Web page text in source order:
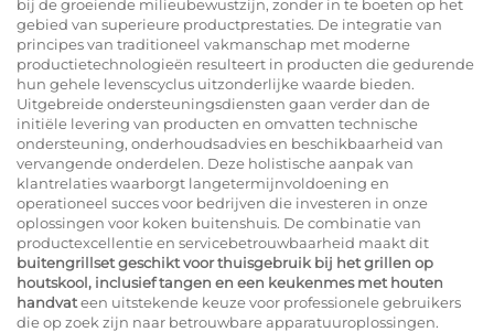
bij de groeiende milieubewustzijn, zonder in te boeten op het
gebied van superieure productprestaties. De integratie van
principes van traditioneel vakmanschap met moderne
productietechnologieën resulteert in producten die gedurende
hun gehele levenscyclus uitzonderlijke waarde bieden.
Uitgebreide ondersteuningsdiensten gaan verder dan de
initiële levering van producten en omvatten technische
ondersteuning, onderhoudsadvies en beschikbaarheid van
vervangende onderdelen. Deze holistische aanpak van
klantrelaties waarborgt langetermijnvoldoening en
operationeel succes voor bedrijven die investeren in onze
oplossingen voor koken buitenshuis. De combinatie van
productexcellentie en servicebetrouwbaarheid maakt dit
buitengrillset geschikt voor thuisgebruik bij het grillen op
houtskool, inclusief tangen en een keukenmes met houten
handvateen uitstekende keuze voor professionele gebruikers
die op zoek zijn naar betrouwbare apparatuuroplossingen.